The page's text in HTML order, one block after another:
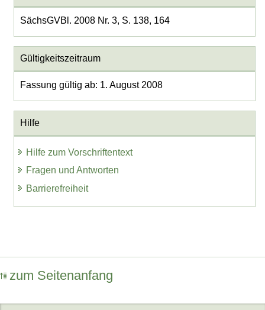
SächsGVBl. 2008 Nr. 3, S. 138, 164
Gültigkeitszeitraum
Fassung gültig ab: 1. August 2008
Hilfe
Hilfe zum Vorschriftentext
Fragen und Antworten
Barrierefreiheit
zum Seitenanfang